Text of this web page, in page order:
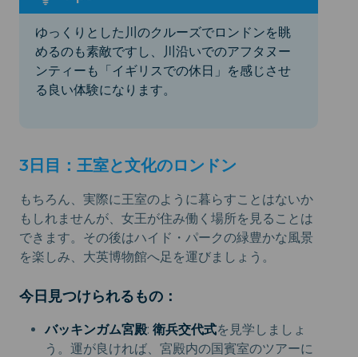
ゆっくりとした川のクルーズでロンドンを眺
めるのも素敵ですし、川沿いでのアフタヌー
ンティーも「イギリスでの休日」を感じさせ
る良い体験になります。
3日目：王室と文化のロンドン
もちろん、実際に王室のように暮らすことはないか
もしれませんが、女王が住み働く場所を見ることは
できます。その後はハイド・パークの緑豊かな風景
を楽しみ、大英博物館へ足を運びましょう。
今日見つけられるもの：
バッキンガム宮殿: 衛兵交代式を見学しましょ
う。運が良ければ、宮殿内の国賓室のツアーに